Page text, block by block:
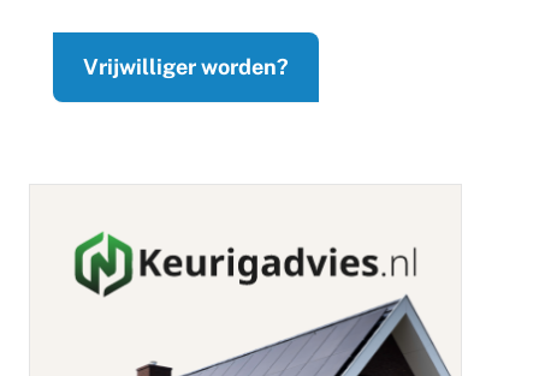
Vrijwilliger worden?